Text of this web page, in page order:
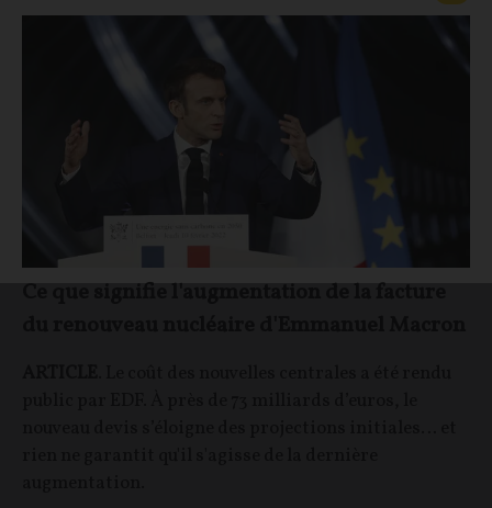
Ce que signifie l'augmentation de la facture